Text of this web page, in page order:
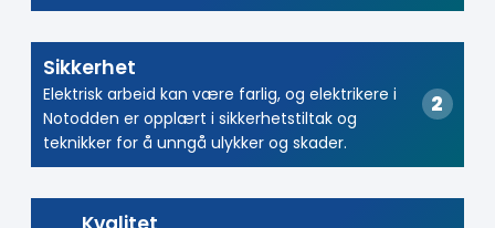
Sikkerhet
Elektrisk arbeid kan være farlig, og elektrikere i
Notodden er opplært i sikkerhetstiltak og
teknikker for å unngå ulykker og skader.